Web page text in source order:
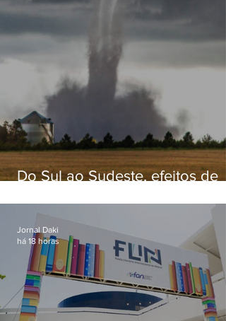
Do Sul ao Sudeste, efeitos de
apreensão na população
Jornal Daki
há 18 horas